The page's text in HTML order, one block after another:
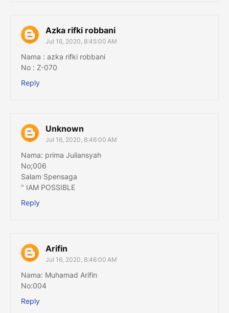
Azka rifki robbani
Jul 16, 2020, 8:45:00 AM
Nama : azka rifki robbani
No : Z-070
Reply
Unknown
Jul 16, 2020, 8:46:00 AM
Nama: prima Juliansyah
No;006
Salam Spensaga
" IAM POSSIBLE
Reply
Arifin
Jul 16, 2020, 8:46:00 AM
Nama: Muhamad Arifin
No:004
Reply